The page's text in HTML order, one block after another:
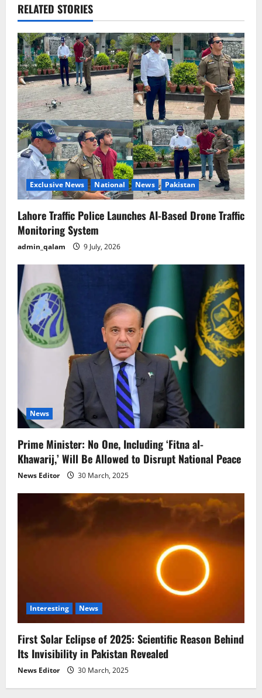
v
i
g
a
t
i
o
n
RELATED STORIES
Exclusive News National News Pakistan
Lahore Traffic Police Launches AI-Based Drone Traffic
Monitoring System
admin_qalam 9 July, 2026
News
Prime Minister: No One, Including ‘Fitna al-
Khawarij,’ Will Be Allowed to Disrupt National Peace
News Editor 30 March, 2025
Interesting News
First Solar Eclipse of 2025: Scientific Reason Behind
Its Invisibility in Pakistan Revealed
News Editor 30 March, 2025